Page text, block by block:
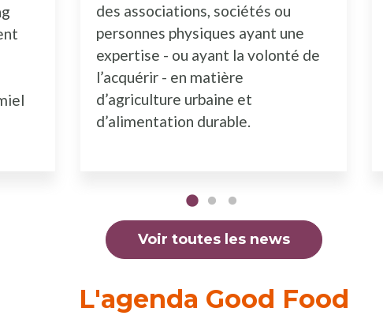
des associations, sociétés ou
personnes physiques ayant une
expertise - ou ayant la volonté de
l’acquérir - en matière
d’agriculture urbaine et
d’alimentation durable.
Voir toutes les news
L'agenda Good Food